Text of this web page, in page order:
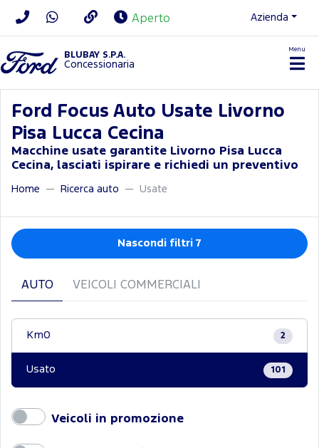
Aperto Azienda
BLUBAY S.P.A.
Concessionaria
Menu
Ford Focus Auto Usate Livorno
Pisa Lucca Cecina
Macchine usate garantite Livorno Pisa Lucca
Cecina, lasciati ispirare e richiedi un preventivo
Home Ricerca auto Usate
Nascondi filtri 7
AUTO VEICOLI COMMERCIALI
Km0 2
Usato 101
Veicoli in promozione